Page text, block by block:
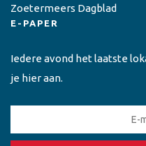
Zoetermeers Dagblad
E-PAPER
Iedere avond het laatste
je hier aan.